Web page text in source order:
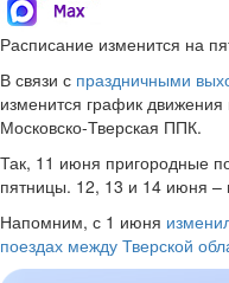
Расписание изменится на
В связи с праздничными
изменится график
Московско-Тверская ППК.
Так, 11 июня пригородные
пятницы. 12, 13 и 14 июня –
Напомним, с 1 июня
поездах между Тверской